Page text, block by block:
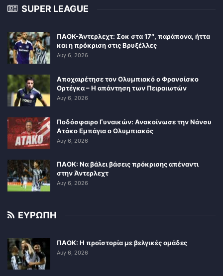
SUPER LEAGUE
ΠΑΟΚ-Άντερλεχτ: Σοκ στα 17″, παράπονα, ήττα
και η πρόκριση στις Βρυξέλλες
Αυγ 6, 2026
Αποχαιρέτησε τον Ολυμπιακό ο Φρανσίσκο
Ορτέγκα – Η απάντηση των Πειραιωτών
Αυγ 6, 2026
Ποδόσφαιρο Γυναικών: Ανακοίνωσε την Νάνσυ
Ατάκο Εμπάγια ο Ολυμπιακός
Αυγ 6, 2026
ΠΑΟΚ: Να βάλει βάσεις πρόκρισης απέναντι
στην Άντερλεχτ
Αυγ 6, 2026
ΕΥΡΩΠΗ
ΠΑΟΚ: Η προϊστορία με βελγικές ομάδες
Αυγ 6, 2026